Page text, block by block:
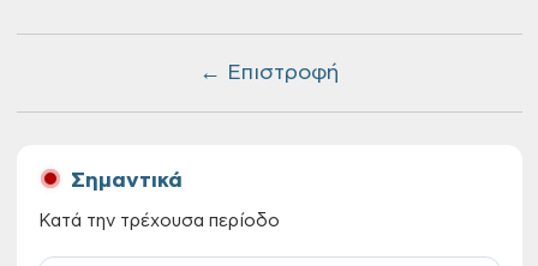
← Επιστροφή
Σημαντικά
Κατά την τρέχουσα περίοδο